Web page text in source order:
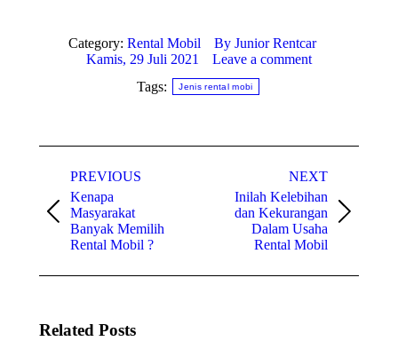
Category: Rental Mobil By Junior Rentcar
Kamis, 29 Juli 2021
Leave a comment
Tags:
Jenis rental mobi
navigation
PREVIOUS
Previous
post:
Kenapa
Masyarakat
Banyak Memilih
Rental Mobil ?
NEXT
Next
post:
Inilah Kelebihan
dan Kekurangan
Dalam Usaha
Rental Mobil
Related Posts